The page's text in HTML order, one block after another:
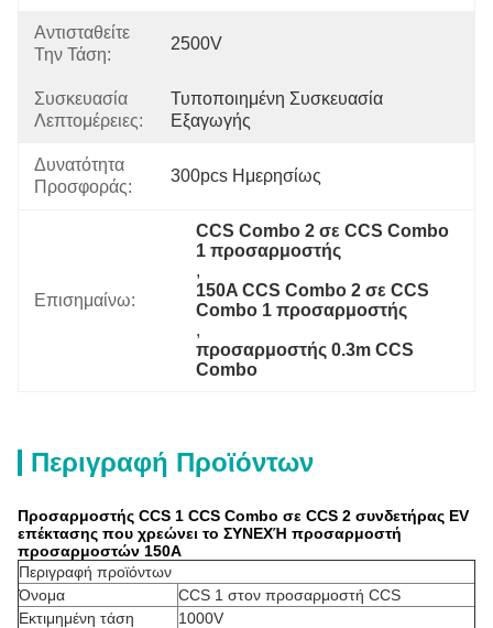
Αντισταθείτε
Την Τάση:
2500V
Συσκευασία
Λεπτομέρειες:
Τυποποιημένη Συσκευασία
Εξαγωγής
Δυνατότητα
Προσφοράς:
300pcs Ημερησίως
Επισημαίνω:
CCS Combo 2 σε CCS Combo
1 προσαρμοστής
,
150A CCS Combo 2 σε CCS
Combo 1 προσαρμοστής
,
προσαρμοστής 0.3m CCS
Combo
Περιγραφή Προϊόντων
Προσαρμοστής CCS 1 CCS Combo σε CCS 2 συνδετήρας EV
επέκτασης που χρεώνει το ΣΥΝΕΧΉ προσαρμοστή
προσαρμοστών 150A
Περιγραφή προϊόντων
Όνομα
CCS 1 στον προσαρμοστή CCS
Εκτιμημένη τάση
1000V